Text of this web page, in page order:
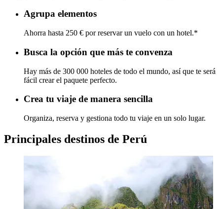
Agrupa elementos
Ahorra hasta 250 € por reservar un vuelo con un hotel.*
Busca la opción que más te convenza
Hay más de 300 000 hoteles de todo el mundo, así que te será
fácil crear el paquete perfecto.
Crea tu viaje de manera sencilla
Organiza, reserva y gestiona todo tu viaje en un solo lugar.
Principales destinos de Perú